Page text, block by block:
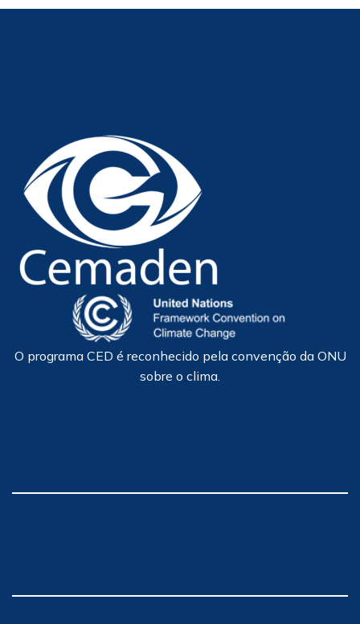
O programa CED é reconhecido pela convenção da ONU
sobre o clima.